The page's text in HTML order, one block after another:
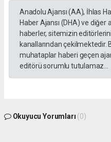
Anadolu Ajansı (AA), İhlas
Haber Ajansı (DHA) ve
haberler, sitemizin
kanallarından çekilmektedir.
muhataplar haberi geçen
editörü sorumlu tutulamaz...
Okuyucu Yorumları (0)